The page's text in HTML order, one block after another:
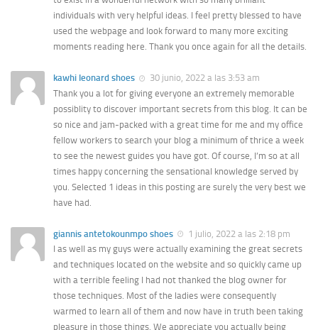
individuals with very helpful ideas. I feel pretty blessed to have
used the webpage and look forward to many more exciting
moments reading here. Thank you once again for all the details.
kawhi leonard shoes
30 junio, 2022 a las 3:53 am
Thank you a lot for giving everyone an extremely memorable
possiblity to discover important secrets from this blog. It can be
so nice and jam-packed with a great time for me and my office
fellow workers to search your blog a minimum of thrice a week
to see the newest guides you have got. Of course, I’m so at all
times happy concerning the sensational knowledge served by
you. Selected 1 ideas in this posting are surely the very best we
have had.
giannis antetokounmpo shoes
1 julio, 2022 a las 2:18 pm
I as well as my guys were actually examining the great secrets
and techniques located on the website and so quickly came up
with a terrible feeling I had not thanked the blog owner for
those techniques. Most of the ladies were consequently
warmed to learn all of them and now have in truth been taking
pleasure in those things. We appreciate you actually being